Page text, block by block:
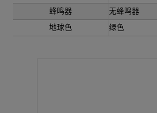
蜂鸣器
无蜂鸣器
地球色
绿色